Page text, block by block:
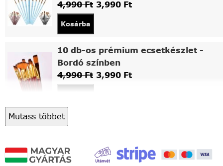
4,990Ft 3,990 Ft
Kosárba
10 db-os prémium ecsetkészlet -
Bordó színben
4,990Ft 3,990 Ft
Asztali fa festőállvány
Kosárba
Mutass többet